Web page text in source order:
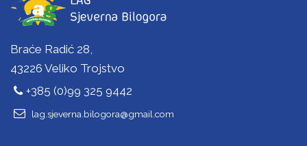
Braće Radić 28,
43226 Veliko Trojstvo
+385 (0)99 325 9442
lag.sjeverna.bilogora@gmail.com